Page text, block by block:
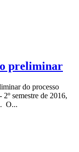
preliminar
do processo
semestre de 2016,
O...